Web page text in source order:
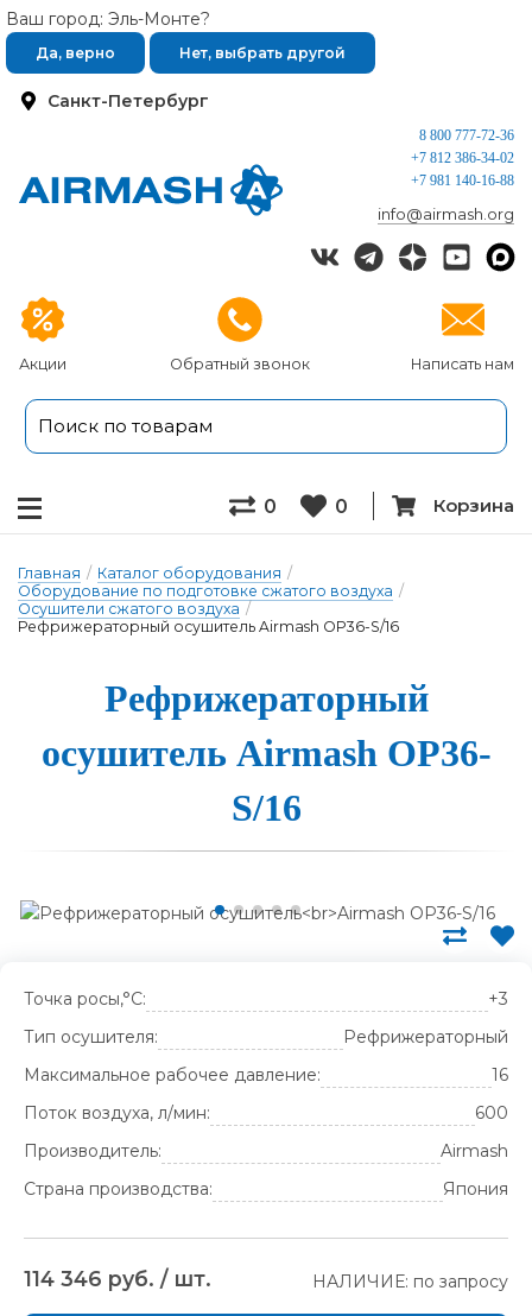
Санкт-Петербург
Ваш город: Эль-Монте?
Да, верно Нет, выбрать другой
Акции Обратный звонок Написать нам
8 800 777-72-36
+7 812 386-34-02
+7 981 140-16-88
info@airmash.org
0 0 Корзина
Главная / Каталог оборудования /
Оборудование по подготовке сжатого воздуха /
Осушители сжатого воздуха /
Рефрижераторный осушитель Airmash OP36-S/16
Рефриже­ра­тор­ный
о­су­ши­тель Airmash OP36-
S/16
Точка росы,°С:
+3
Тип осушителя:
Рефрижераторный
Максимальное рабочее давление:
16
Поток воздуха, л/мин:
600
Производитель:
Airmash
Страна производства:
Япония
114 346 руб. / шт. НАЛИЧИЕ: по запросу